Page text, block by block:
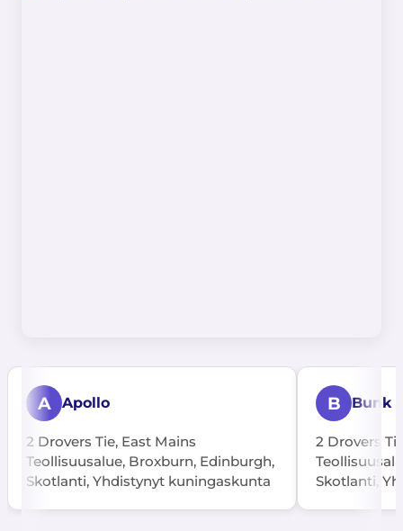
A Apollo
2 Drovers Tie, East Mains
Teollisuusalue, Broxburn, Edinburgh,
Skotlanti, Yhdistynyt kuningaskunta
B Bunk
2 Drovers
Skotlanti,